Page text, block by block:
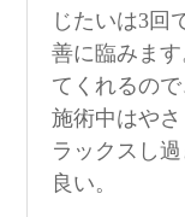
じたいは3回
善に臨みま
てくれるので
施術中はや
ラックスし
良い。